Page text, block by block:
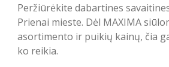
Peržiūrėkite dabartines
Prienai mieste. Dėl MAXIMA
asortimento ir puikių kainų, čia
ko reikia.